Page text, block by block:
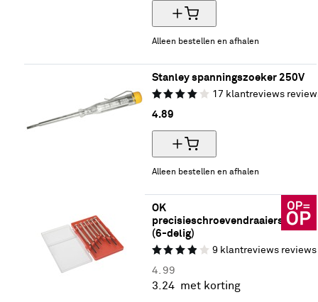
Alleen bestellen en afhalen
Stanley spanningszoeker 250V
17 klantreviews
4.89
Alleen bestellen en afhalen
OK
precisieschroevendraaierset
(6-delig)
9 klantreviews reviews
4. 99
3. 24 met korting